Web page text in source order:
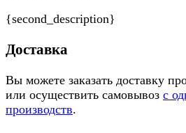
{second_description}
Доставка
Вы можете заказать доставку
или осуществить самовывоз с
производств.